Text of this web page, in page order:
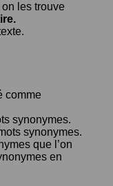
on les trouve
comme
synonymes.
synonymes.
que l’on
en